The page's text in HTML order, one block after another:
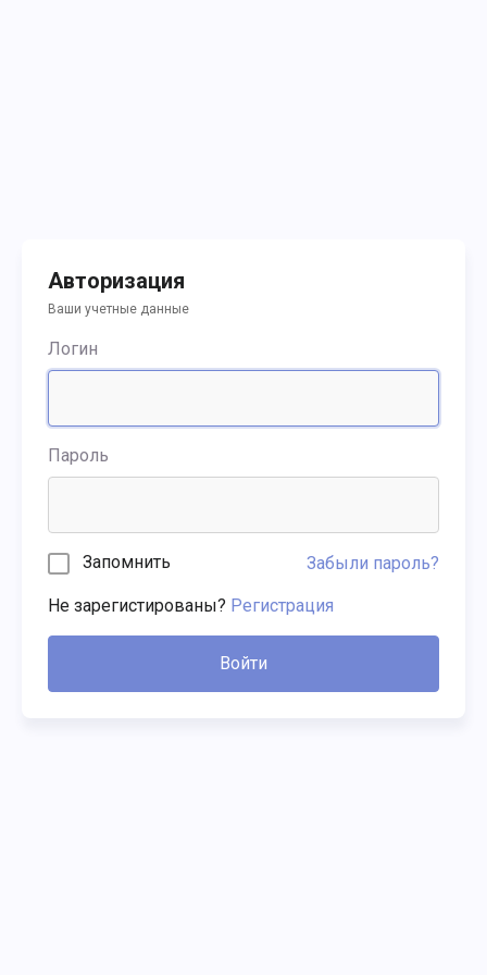
Авторизация
Ваши учетные данные
Логин
Пароль
Запомнить Забыли пароль?
Не зарегистированы? Регистрация